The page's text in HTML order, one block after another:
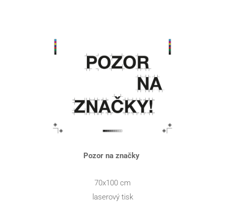
Pozor na značky
70x100 cm
laserový tisk